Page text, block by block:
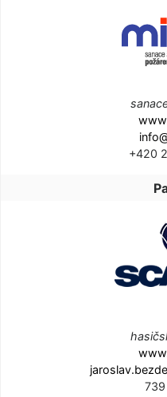
+420
739